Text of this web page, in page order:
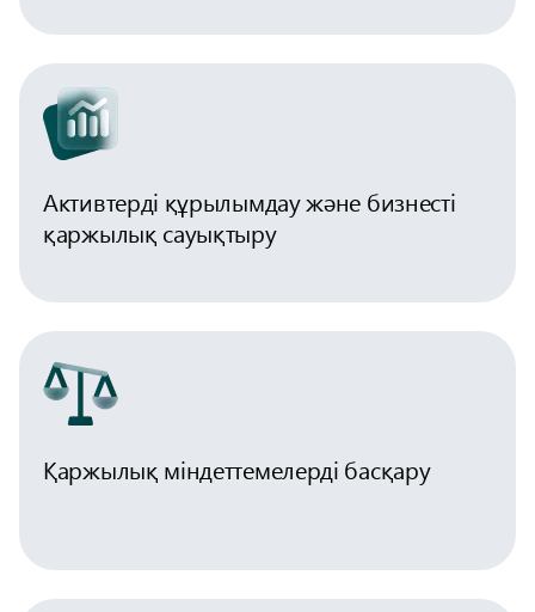
Активтерді құрылымдау және бизнесті
қаржылық сауықтыру
Қаржылық міндеттемелерді басқару